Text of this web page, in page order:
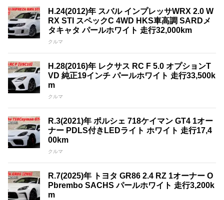
H.24(2012)年 スバル インプレッサWRX 2.0 W
RX STI スペックC 4WD HKS車高調 SARDメ
タキャタ パールホワイト 走行32,000km
クルマ
H.28(2016)年 レクサス RC F 5.0 オプションT
VD 純正19インチ パールホワイト 走行33,500k
m
クルマ
R.3(2021)年 ポルシェ 718ケイマン GT4 1オー
ナー PDLS付きLEDライト ホワイト 走行17,4
00km
クルマ
R.7(2025)年 トヨタ GR86 2.4 RZ 1オーナー O
Pbrembo SACHS パールホワイト 走行3,200k
m